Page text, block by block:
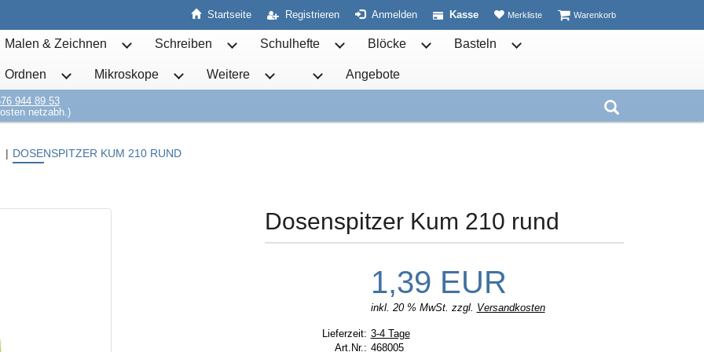
Startseite Registrieren Anmelden Kasse Merklisteist leer Warenkorbist leer
Malen & Zeichnen Untermenü von Malen & Zeichnen öffnen
Schreiben Untermenü von Schreiben öffnen
Schulhefte Untermenü von Schulhefte öffnen
Blöcke Untermenü von Blöcke öffnen
Basteln Untermenü von Basteln öffnen
Ordnen Untermenü von Ordnen öffnen
Mikroskope Untermenü von Mikroskope öffnen
Weitere Untermenü von Weitere öffnen
Angebote
944 89 53
netzabh.)
Suche
DOSENSPITZER KUM 210 RUND
Dosenspitzer Kum 210 rund
1,39 EUR
inkl. 20 % MwSt. zzgl. Versandkosten
Lieferzeit: Lieferzeit:
3-4 Tage
Art.Nr.: 468005